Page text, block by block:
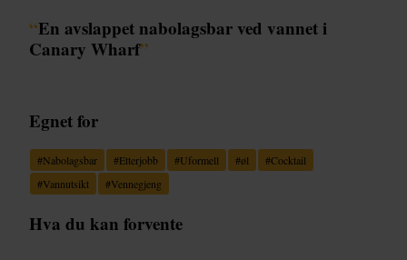
“En avslappet nabolagsbar ved vannet i
Canary Wharf”
Egnet for
#Nabolagsbar #Etterjobb #Uformell #øl #Cocktail
#Vannutsikt #Vennegjeng
Hva du kan forvente